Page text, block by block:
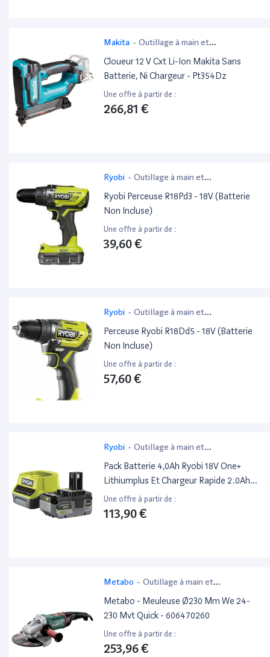
Makita - Outillage à main et
électroportatif
Cloueur 12 V Cxt Li-Ion Makita Sans
Batterie, Ni Chargeur - Pt354Dz
Une offre à partir de :
266,81 €
Ryobi - Outillage à main et
électroportatif
Ryobi Perceuse R18Pd3 - 18V (Batterie
Non Incluse)
Une offre à partir de :
39,60 €
Ryobi - Outillage à main et
électroportatif
Perceuse Ryobi R18Dd5 - 18V (Batterie
Non Incluse)
Une offre à partir de :
57,60 €
Ryobi - Outillage à main et
électroportatif
Pack Batterie 4,0Ah Ryobi 18V One+
Lithiumplus Et Chargeur Rapide 2.0Ah
Rc18120-140X
Une offre à partir de :
113,90 €
Metabo - Outillage à main et
électroportatif
Metabo - Meuleuse Ø230 Mm We 24-
230 Mvt Quick - 606470260
Une offre à partir de :
253,96 €